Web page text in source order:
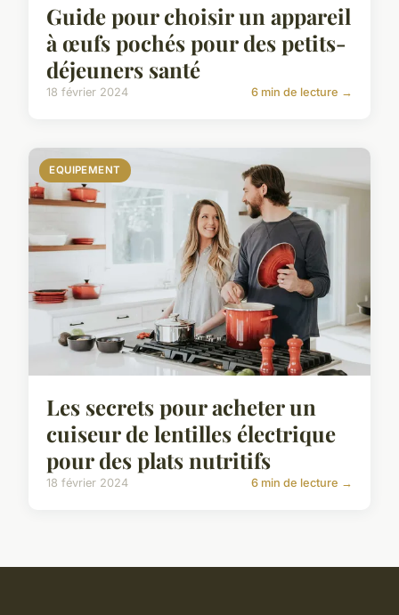
Guide pour choisir un appareil
à œufs pochés pour des petits-
déjeuners santé
18 février 2024 6 min de lecture →
EQUIPEMENT
Les secrets pour acheter un
cuiseur de lentilles électrique
pour des plats nutritifs
18 février 2024 6 min de lecture →